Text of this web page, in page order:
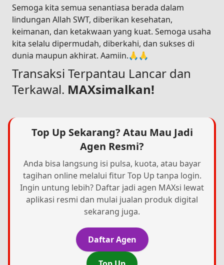
Semoga kita semua senantiasa berada dalam
lindungan Allah SWT, diberikan kesehatan,
keimanan, dan ketakwaan yang kuat. Semoga usaha
kita selalu dipermudah, diberkahi, dan sukses di
dunia maupun akhirat. Aamiin.🙏🙏
Transaksi Terpantau Lancar dan
Terkawal. MAXsimalkan!
Top Up Sekarang? Atau Mau Jadi
Agen Resmi?
Anda bisa langsung isi pulsa, kuota, atau bayar
tagihan online melalui fitur Top Up tanpa login.
Ingin untung lebih? Daftar jadi agen MAXsi lewat
aplikasi resmi dan mulai jualan produk digital
sekarang juga.
Daftar Agen